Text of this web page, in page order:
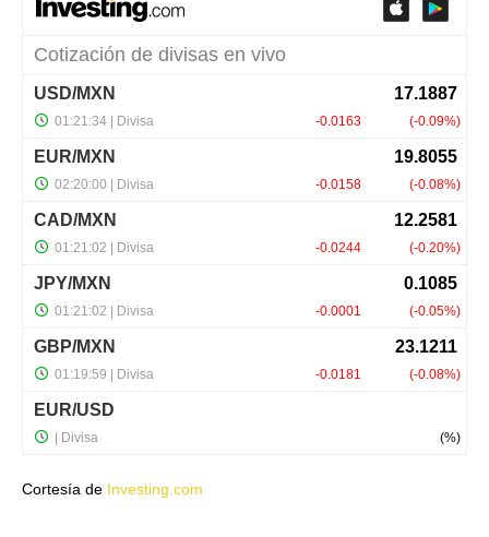
Cortesía de Investing.com